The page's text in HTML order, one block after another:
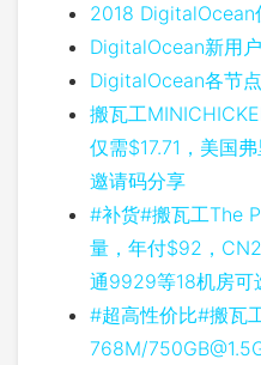
2018 DigitalOcean
DigitalOcean新用
DigitalOcean各节
搬瓦工
仅需$17.71，美国
邀请码分享
#补货#搬瓦工The
量，年付$92，
通9929等18机房可
#超高性价比#搬瓦
768M/